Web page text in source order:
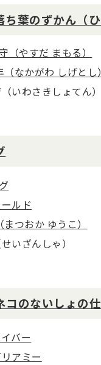
葉のずかん（
（やすだ まもる）
なかがわ しげとし）
いわさきしょてん）
ルド
つおか ゆうこ）
いざんしゃ）
のないしょの
バー
アミー